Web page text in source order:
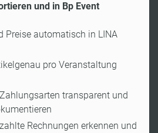
und in Bp Event
Preise automatisch in LINA
pro Veranstaltung
transparent und
Rechnungen erkennen und